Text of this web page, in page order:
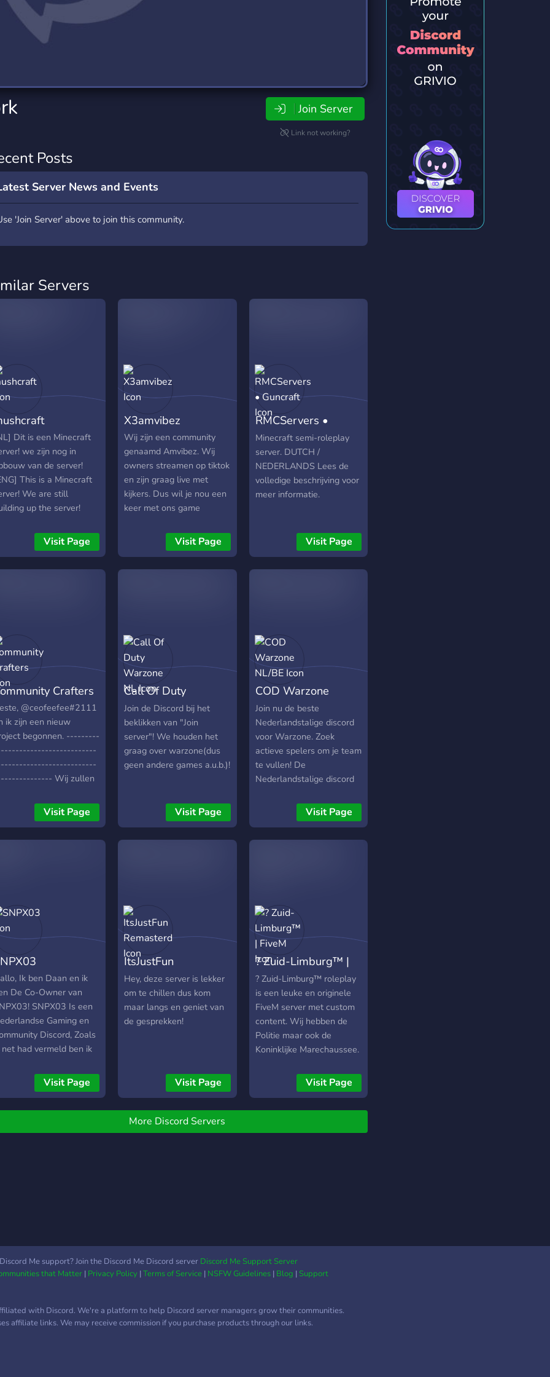
Servers
Travel
Join Server
Link not working?
Posts
Server News and Events
'Join Server' above to join this community.
Servers
Dit is een Minecraft
we zijn nog in
van de server!
This is a Minecraft
We are still
up the server!
Visit Page
X3amvibez
Wij zijn een community
genaamd Amvibez. Wij
owners streamen op tiktok
en zijn graag live met
kijkers. Dus wil je nou een
keer met ons game
vind je dat leuk join dan
zeker. Ook kun je gewoon
Visit Page
RMCServers •
Guncraft
Minecraft semi-roleplay
server. DUTCH /
NEDERLANDS Lees de
volledige beschrijving voor
meer informatie.
Visit Page
Crafters
@ceofeefee#2111
ik zijn een nieuw
begonnen. ---------
Wij zullen
beginnen! -Wij
de ideale server
-Wij starten
5 of 10 mensen en
week zullen er 1 of 2
om mee te doen! -
-Het is een
survival server
zeer weinig plugins:
speler moet slapen
volgende dag -
traders traden
In de discord is er een
met een formulier
Visit Page
Call Of Duty
Warzone NL
Join de Discord bij het
beklikken van "Join
server"! We houden het
graag over warzone(dus
geen andere games a.u.b.)!
Visit Page
COD Warzone
NL/BE
Join nu de beste
Nederlandstalige discord
voor Warzone. Zoek
actieve spelers om je team
te vullen! De
Nederlandstalige discord
Visit Page
Ik ben Daan en ik
De Co-Owner van
SNPX03 Is een
Gaming en
Discord, Zoals
net had vermeld ben ik
de server is: Thomas!
zouden het leuk
Visit Page
ItsJustFun
Remasterd
Hey, deze server is lekker
om te chillen dus kom
maar langs en geniet van
de gesprekken!
Visit Page
? Zuid-Limburg™ |
FiveM
? Zuid-Limburg™ roleplay
is een leuke en originele
FiveM server met custom
content. Wij hebben de
Politie maar ook de
Koninklijke Marechaussee.
Visit Page
More Discord Servers
Me support? Join the Discord Me Discord server Discord Me Support Server
that Matter| Privacy Policy|Terms of Service| NSFW Guidelines| Blog |Support
with Discord. We're a platform to help Discord server managers grow their communities.
affiliate links. We may receive commission if you purchase products through our links.